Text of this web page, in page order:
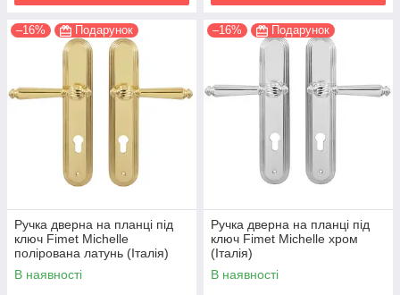
–16% Подарунок
Ручка дверна на планці під
ключ Fimet Michelle
полірована латунь (Італія)
В наявності
–16% Подарунок
Ручка дверна на планці під
ключ Fimet Michelle хром
(Італія)
В наявності